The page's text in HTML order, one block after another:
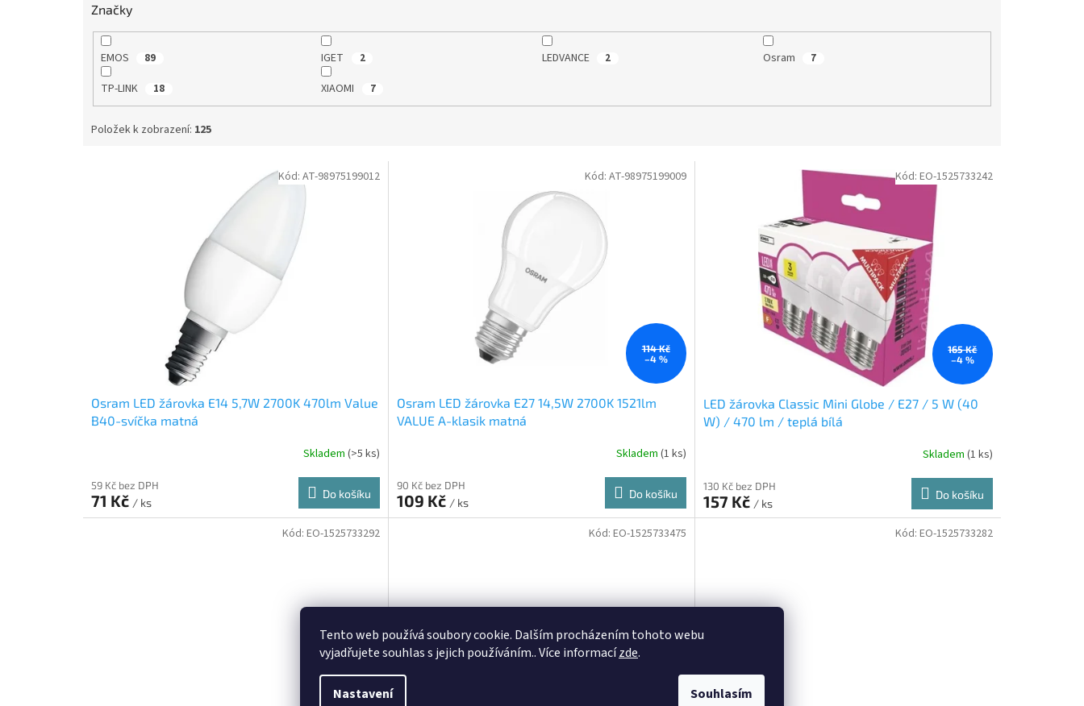
Tento web používá soubory cookie. Dalším procházením tohoto webu
vyjadřujete souhlas s jejich používáním.. Více informacízde.
Nastavení Souhlasím
Značky
EMOS 89 IGET 2 LEDVANCE 2 Osram 7
TP-LINK 18 XIAOMI 7
Položek k zobrazení: 125
Osram LED žárovka E14 5,7W 2700K 470lm Value
B40-svíčka matná
Skladem(>5 ks)
59 Kč bez DPH
71 Kč / ks
Do košíku
Kód:AT-98975199012
114 Kč
–4 %
Osram LED žárovka E27 14,5W 2700K 1521lm
VALUE A-klasik matná
Skladem (1 ks)
90 Kč bez DPH
109 Kč / ks
Do košíku
Kód: AT-98975199009
165 Kč
–4 %
LED žárovka Classic Mini Globe / E27 / 5 W (40
W) / 470 lm / teplá bílá
Skladem (1 ks)
130 Kč bez DPH
157 Kč / ks
Do košíku
Kód: EO-1525733242
Kód:EO-1525733292 Kód: EO-1525733475 Kód: EO-1525733282